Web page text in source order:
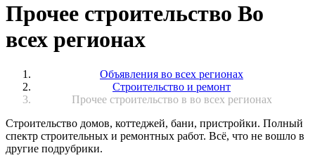
Прочее строительство Во
всех регионах
Объявления во всех регионах
Строительство и ремонт
Прочее строительство в во всех регионах
Строительство домов, коттеджей, бани, пристройки. Полный
спектр строительных и ремонтных работ. Всё, что не вошло в
другие подрубрики.